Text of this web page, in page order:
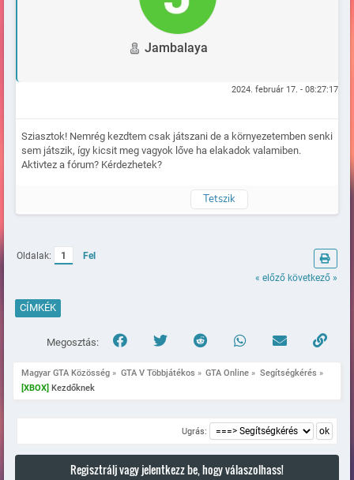
Jambalaya
2024. február 17. - 08:27:17
Sziasztok! Nemrég kezdtem csak játszani de a környezetemben senki
sem játszik, így kicsit meg vagyok lőve ha elakadok valamiben.
Aktivtez a fórum? Kérdezhetek?
Tetszik
Oldalak: 1
Fel
« előző következő »
CÍMKÉK
Megosztás:
Magyar GTA Közösség » GTA V Többjátékos » GTA Online » Segítségkérés »
[XBOX] Kezdőknek
Ugrás:
Regisztrálj vagy jelentkezz be, hogy válaszolhass!